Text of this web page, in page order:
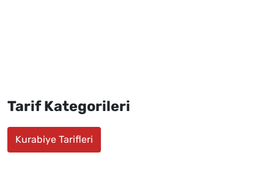
Tarif Kategorileri
Kurabiye Tarifleri